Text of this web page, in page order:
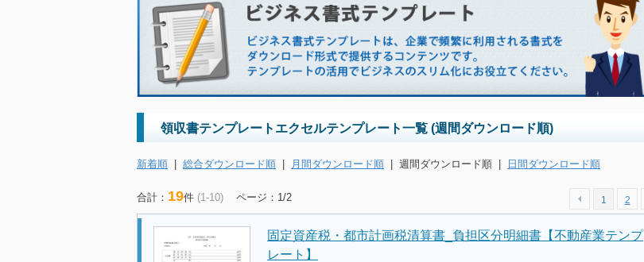
領収書テンプレートエクセルテンプレート一覧 (週間ダウンロード順)
新着順 | 総合ダウンロード順 | 月間ダウンロード順 | 週間ダウンロード順 | 日間ダウンロード順
合計： 19件 (1-10) ページ：1/2 1 2
固定資産税・都市計画税清算書_負担区分明細書【不動産業テンプ
レート】